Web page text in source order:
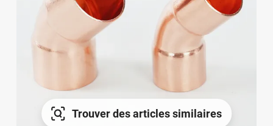
Trouver des articles similaires